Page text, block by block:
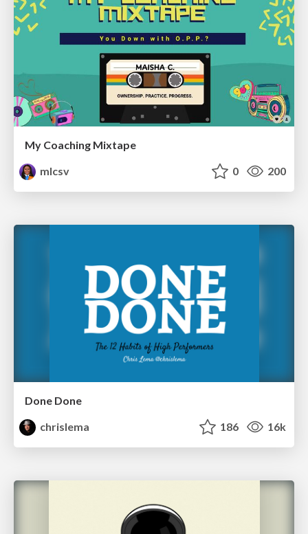
My Coaching Mixtape
mlcsv
0 200
Done Done
chrislema
186 16k